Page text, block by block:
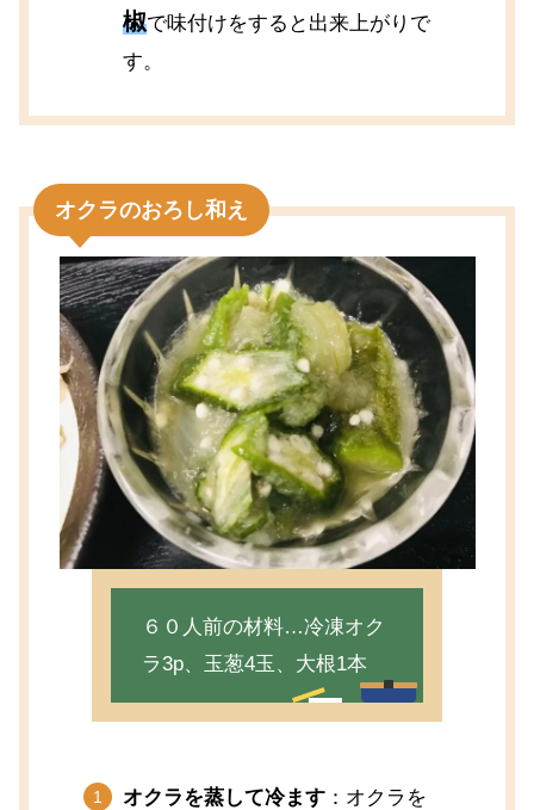
椒で味付けをすると出来上がりで
す。
オクラのおろし和え
６０人前の材料…冷凍オク
ラ3p、玉葱4玉、大根1本
オクラを蒸して冷ます：オクラを